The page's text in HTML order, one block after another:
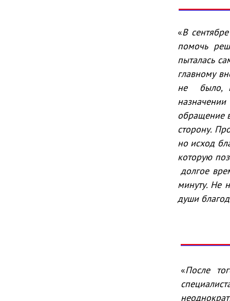
«После
«В
помочь
пыталась
главному
не было,
обращение
сторону.
но исход
которую
долгое
минуту. Не
души